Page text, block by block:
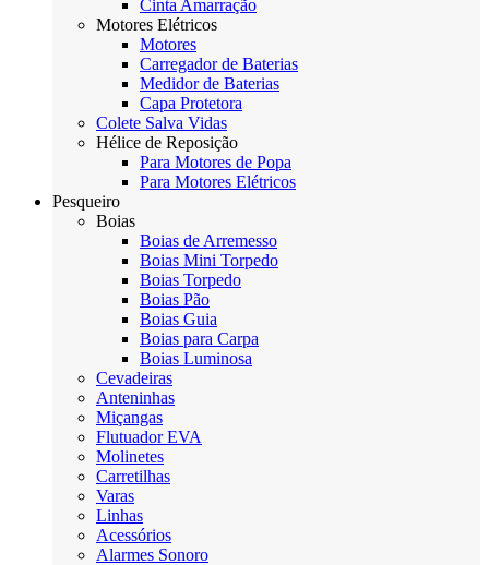
Cinta Amarração
Motores Elétricos
Motores
Carregador de Baterias
Medidor de Baterias
Capa Protetora
Colete Salva Vidas
Hélice de Reposição
Para Motores de Popa
Para Motores Elétricos
Pesqueiro
Boias
Boias de Arremesso
Boias Mini Torpedo
Boias Torpedo
Boias Pão
Boias Guia
Boias para Carpa
Boias Luminosa
Cevadeiras
Anteninhas
Miçangas
Flutuador EVA
Molinetes
Carretilhas
Varas
Linhas
Acessórios
Alarmes Sonoro